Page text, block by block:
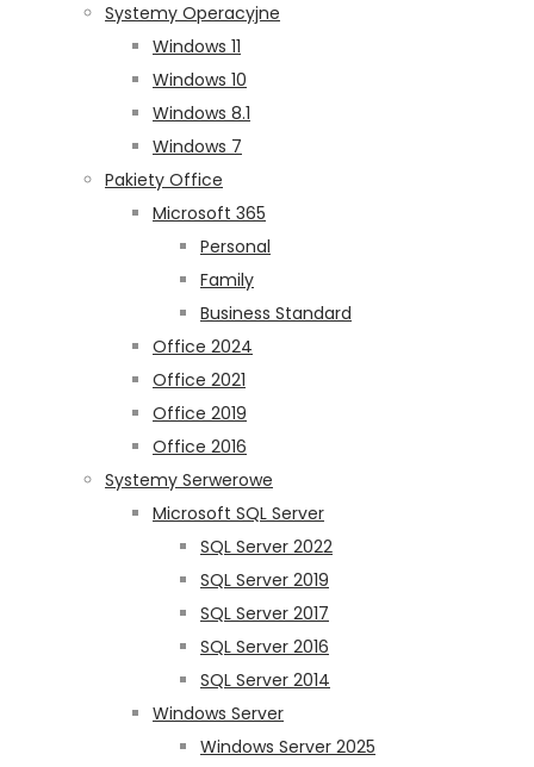
Systemy Operacyjne
Windows 11
Windows 10
Windows 8.1
Windows 7
Pakiety Office
Microsoft 365
Personal
Family
Business Standard
Office 2024
Office 2021
Office 2019
Office 2016
Systemy Serwerowe
Microsoft SQL Server
SQL Server 2022
SQL Server 2019
SQL Server 2017
SQL Server 2016
SQL Server 2014
Windows Server
Windows Server 2025